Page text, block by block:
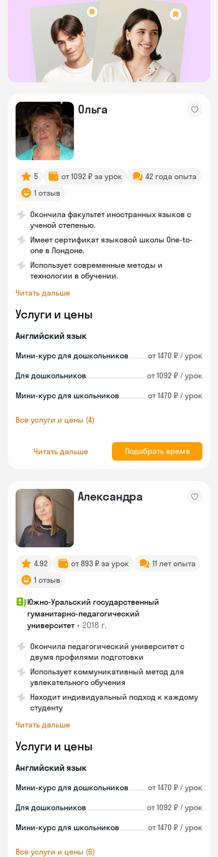
Ольга
5 от 1092 ₽ за урок
42 года опыта
1 отзыв
Окончила факультет иностранных языков с
ученой степенью.
Имеет сертификат языковой школы One-to-
one в Лондоне.
Использует современные методы и
технологии в обучении.
Читать дальше
Услуги и цены
Английский язык
Мини-курс для дошкольников от 1470 ₽ / урок
Для дошкольников от 1092 ₽ / урок
Мини-курс для школьников от 1470 ₽ / урок
Все услуги и цены (4)
Читать дальше Подобрать время
Александра
4.92 от 893 ₽ за урок
11 лет опыта
1 отзыв
Южно-Уральский государственный
гуманитарно-педагогический
университет • 2018 г.
Окончила педагогический университет с
двумя профилями подготовки
Использует коммуникативный метод для
увлекательного обучения
Находит индивидуальный подход к каждому
студенту
Читать дальше
Услуги и цены
Английский язык
Мини-курс для дошкольников от 1470 ₽ / урок
Для дошкольников от 1092 ₽ / урок
Мини-курс для школьников от 1470 ₽ / урок
Все услуги и цены (6)